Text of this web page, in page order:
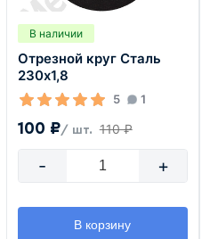
В наличии
Отрезной круг Сталь
230х1,8
5 1
100 ₽/ шт. 110 ₽
- +
В корзину